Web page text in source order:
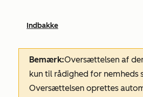
Indbakke
Bemærk:Oversættelsen af
kun til rådighed for nemheds
Oversættelsen oprettes